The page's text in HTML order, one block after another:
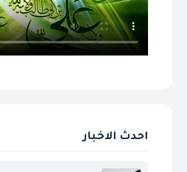
احدث الاخبار